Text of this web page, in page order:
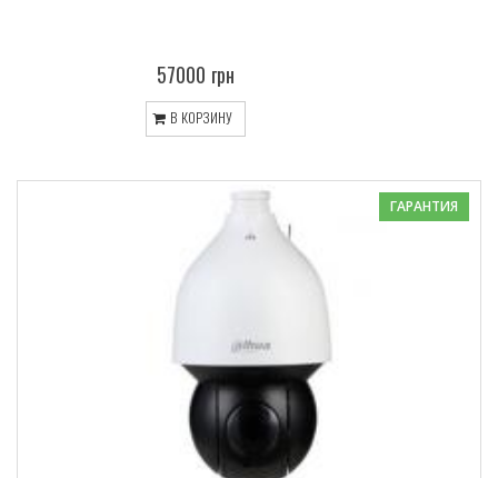
57000 грн
В КОРЗИНУ
ГАРАНТИЯ